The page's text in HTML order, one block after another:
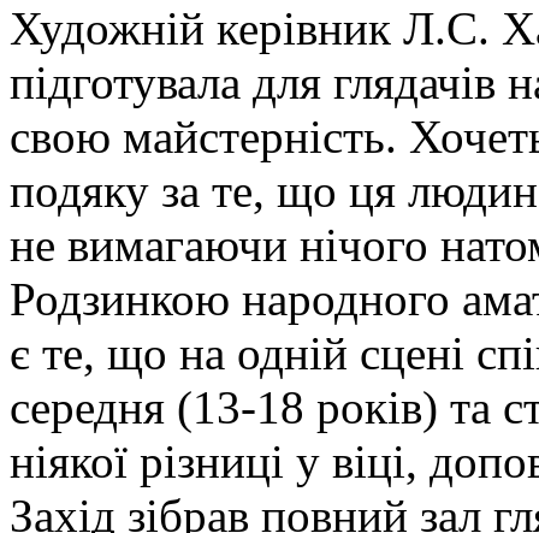
Художній керівник Л.С.
підготувала для глядачів
свою майстерність.
подяку за те, що ця
не вимагаючи нічого
Родзинкою народного
є те, що на одній сцені
середня (13-18 років) та
ніякої різниці у віці,
Захід зібрав повний зал